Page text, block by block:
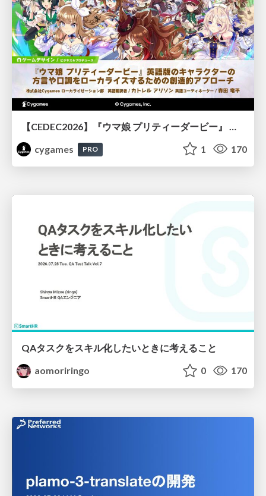
cygames
PRO 1 170
QAタスクをスキル化したいときに考えること
aomoriringo
0 170